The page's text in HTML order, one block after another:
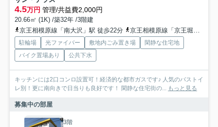
4.5万円 管理/共益費2,000円
20.66㎡ (1K) /築32年 /3階建
京王相模原線「南大沢」駅 徒歩22分
京王相模原線「京王堀之内」駅 徒歩28分
駐輪場 光ファイバー 敷地内ごみ置き場
閑静な住宅地
バイク置場あり
公共下水
キッチンには2口コンロ設置可！経済的な都市ガスです♪ 人気のバストイ
レ別！更に南向きで日当りも良好です！ 閑静な住宅街の... もっと見る
募集中の部屋
3階